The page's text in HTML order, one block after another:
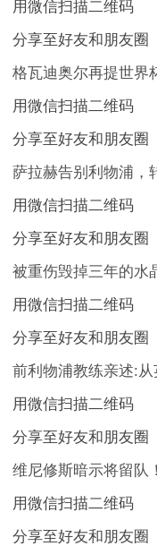
用微信扫描二维码
分享至好友和朋友圈
格瓦迪奥尔再提世界
用微信扫描二维码
分享至好友和朋友圈
萨拉赫告别利物浦，
用微信扫描二维码
分享至好友和朋友圈
被重伤毁掉三年的水
用微信扫描二维码
分享至好友和朋友圈
前利物浦教练亲述:从
用微信扫描二维码
分享至好友和朋友圈
维尼修斯暗示将留队
用微信扫描二维码
分享至好友和朋友圈